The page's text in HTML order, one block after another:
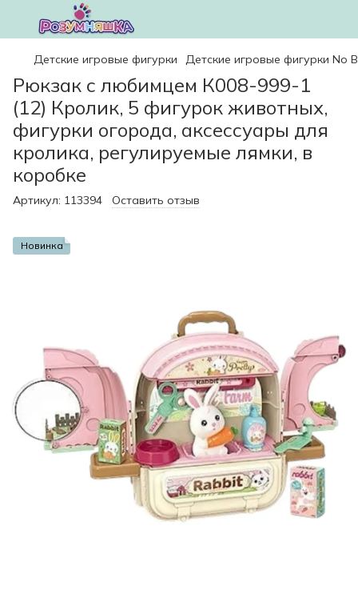
Детские игровые фигурки Детские игровые фигурки No
Рюкзак с любимцем К008-999-1
(12) Кролик, 5 фигурок животных,
фигурки огорода, аксессуары для
кролика, регулируемые лямки, в
коробке
Артикул: 113394 Оставить отзыв
Новинка